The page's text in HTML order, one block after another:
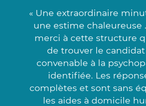
« Une extraordinaire
une estime chaleureuse
merci à cette structure
de trouver le
convenable à la
identifiée. Les
complètes et sont sans
les aides à domicile